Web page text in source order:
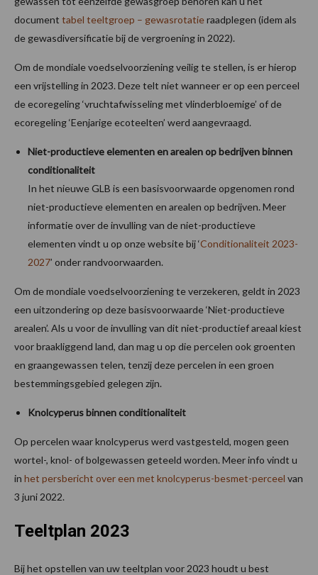
document tabel teeltgroep – gewasrotatieraadplegen (idem als
de gewasdiversificatie bij de vergroening in 2022).
Om de mondiale voedselvoorziening veilig te stellen, is er hierop
een vrijstelling in 2023. Deze telt niet wanneer er op een perceel
de ecoregeling ‘vruchtafwisseling met vlinderbloemige’ of de
ecoregeling ‘Eenjarige ecoteelten’ werd aangevraagd.
Niet-productieve elementen en arealen op bedrijven binnen
conditionaliteit
In het nieuwe GLB is een basisvoorwaarde opgenomen rond
niet-productieve elementen en arealen op bedrijven. Meer
informatie over de invulling van de niet-productieve
elementen vindt u op onze website bij ‘Conditionaliteit 2023-
2027’ onder randvoorwaarden.
Om de mondiale voedselvoorziening te verzekeren, geldt in 2023
een uitzondering op deze basisvoorwaarde ‘Niet-productieve
arealen’. Als u voor de invulling van dit niet-productief areaal kiest
voor braakliggend land, dan mag u op die percelen ook groenten
en graangewassen telen, tenzij deze percelen in een groen
bestemmingsgebied gelegen zijn.
Knolcyperus binnen conditionaliteit
Op percelen waar knolcyperus werd vastgesteld, mogen geen
wortel-, knol- of bolgewassen geteeld worden. Meer info vindt u
in het persbericht over een met knolcyperus-besmet-perceel van
3 juni 2022.
Teeltplan 2023
Bij het opstellen van uw teeltplan voor 2023 houdt u best